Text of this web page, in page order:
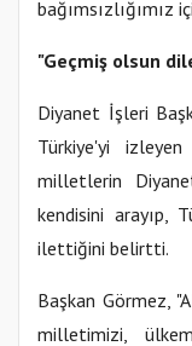
bağımsızlığımız
"Geçmiş olsun
Diyanet İşleri
Türkiye'yi
milletlerin
kendisini arayıp,
ilettiğini belirtti.
Başkan Görmez,
milletimizi,